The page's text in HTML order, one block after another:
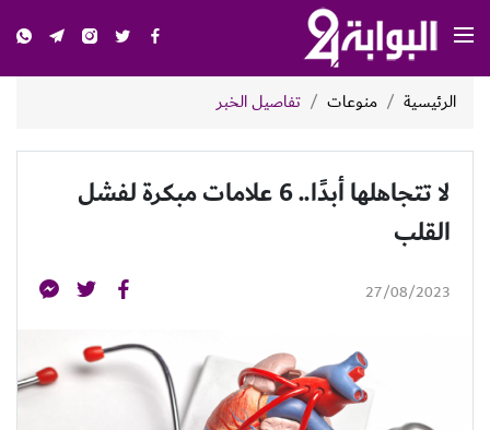
الرئيسية منوعات تفاصيل الخبر
لا تتجاهلها أبدًا.. 6 علامات مبكرة لفشل
القلب
27/08/2023